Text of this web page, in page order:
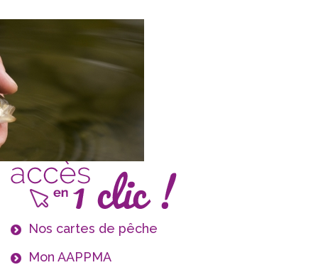
Nos cartes de pêche
Mon AAPPMA